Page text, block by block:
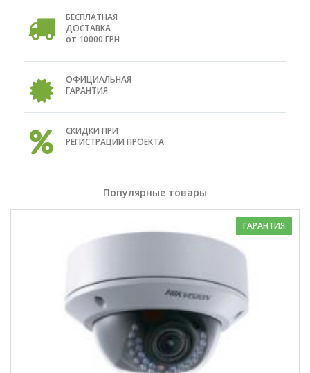
БЕСПЛАТНАЯ
ДОСТАВКА
от 10000 ГРН
ОФИЦИАЛЬНАЯ
ГАРАНТИЯ
СКИДКИ ПРИ
РЕГИСТРАЦИИ ПРОЕКТА
Популярные товары
ГАРАНТИЯ